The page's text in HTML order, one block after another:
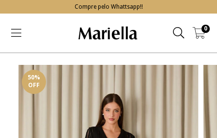
Compre pelo Whattsapp!!
0
50%
OFF